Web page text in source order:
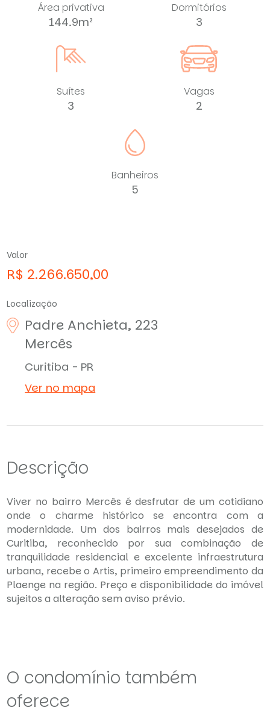
Área privativa
144.9m²
Dormitórios
3
Suítes
3
Vagas
2
Banheiros
5
Valor
R$ 2.266.650,00
Localização
Padre Anchieta, 223
Mercês
Curitiba - PR
Ver no mapa
Descrição
Viver no bairro Mercês é desfrutar de um cotidiano
onde o charme histórico se encontra com a
modernidade. Um dos bairros mais desejados de
Curitiba, reconhecido por sua combinação de
tranquilidade residencial e excelente infraestrutura
urbana, recebe o Artis, primeiro empreendimento da
Plaenge na região. Preço e disponibilidade do imóvel
sujeitos a alteração sem aviso prévio.
O condomínio também
oferece